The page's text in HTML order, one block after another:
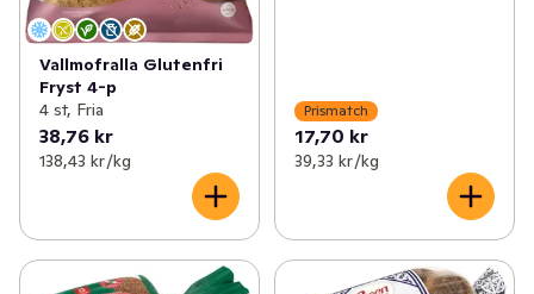
Vallmofralla Glutenfri
Fryst 4-p
4 st, Fria
38,76 kr
138,43 kr /kg
Prismatch
17,70 kr
39,33 kr /kg